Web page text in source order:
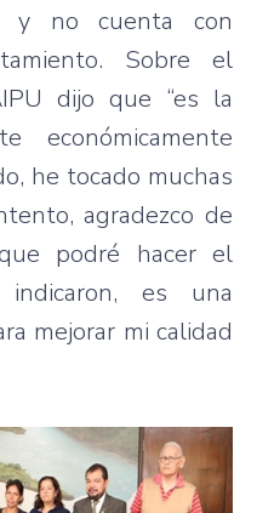
y no cuenta con
Sobre el
dijo que “es la
económicamente
he tocado muchas
agradezco de
podré hacer el
es una
mejorar mi calidad